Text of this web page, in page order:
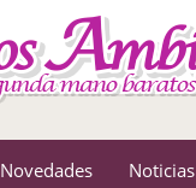
Novedades Noticias